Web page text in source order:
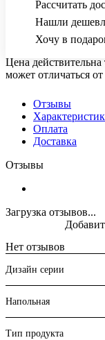
Рассчитать
Нашли
Хочу в
Цена действительна
может отличаться
Отзывы
Оплата
Доставка
Отзывы
Загрузка отзывов...
Нет отзывов
Дизайн серии
Напольная
Тип продукта